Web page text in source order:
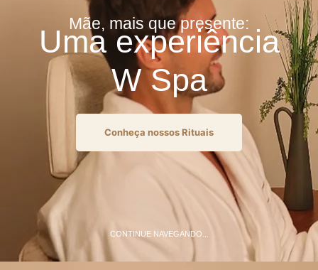
Mãe, mais que presente:
Uma experiência
W Spa
Conheça nossos Rituais
CONTINUE NAVEGANDO...